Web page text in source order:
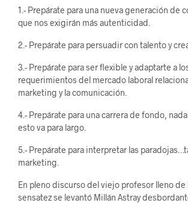
1.- Prepárate para una nueva generación de
que nos exigirán más autenticidad.
2.- Prepárate para persuadir con talento y
3.- Prepárate para ser flexible y adaptarte a
requerimientos del mercado laboral
marketing y la comunicación.
4.- Prepárate para una carrera de fondo,
esto va para largo.
5.- Prepárate para interpretar las
marketing.
En pleno discurso del viejo profesor lleno de
sensatez se levantó Millán Astray